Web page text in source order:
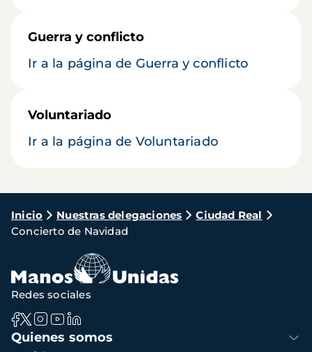
Guerra y conflicto
Ir a la página de Guerra y conflicto
Voluntariado
Ir a la página de Voluntariado
Ruta
de
navegación
Inicio Nuestras delegaciones
Ciudad Real
Concierto de Navidad
Navegación
principal
Quienes somos
Redes sociales